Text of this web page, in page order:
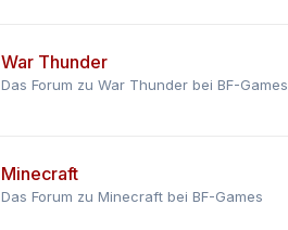
War Thunder
Das Forum zu War Thunder bei BF-Games
Minecraft
Das Forum zu Minecraft bei BF-Games